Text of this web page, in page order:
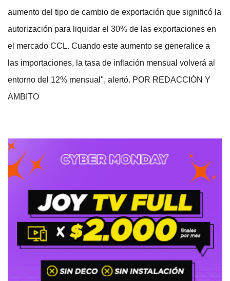
aumento del tipo de cambio de exportación que significó la
autorización para liquidar el 30% de las exportaciones en
el mercado CCL. Cuando este aumento se generalice a
las importaciones, la tasa de inflación mensual volverá al
entorno del 12% mensual", alertó. POR REDACCIÓN Y
AMBITO